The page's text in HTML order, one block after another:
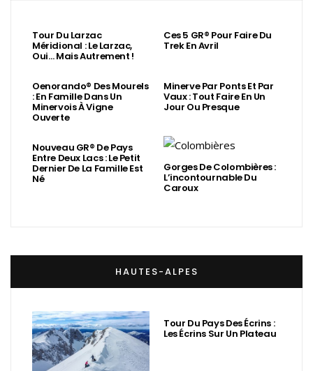
Tour Du Larzac
Méridional : Le Larzac,
Oui… Mais Autrement !
Ces 5 GR® Pour Faire Du
Trek En Avril
Oenorando® Des Mourels
: En Famille Dans Un
Minervois À Vigne
Ouverte
Minerve Par Ponts Et Par
Vaux : Tout Faire En Un
Jour Ou Presque
Nouveau GR® De Pays
Entre Deux Lacs : Le Petit
Dernier De La Famille Est
Né
Gorges De Colombières :
L’incontournable Du
Caroux
HAUTES-ALPES
Tour Du Pays Des Écrins :
Les Écrins Sur Un Plateau